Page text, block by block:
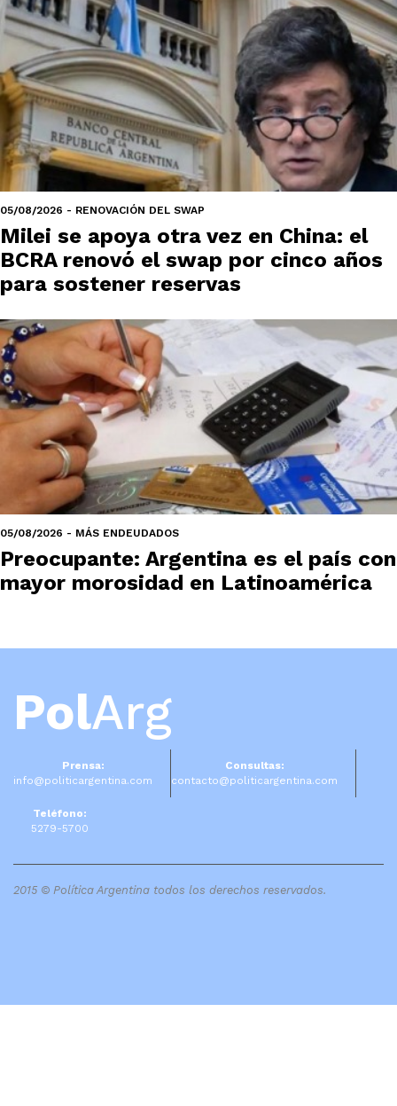
05/08/2026 - RENOVACIÓN DEL SWAP
Milei se apoya otra vez en China: el
BCRA renovó el swap por cinco años
para sostener reservas
05/08/2026 - MÁS ENDEUDADOS
Preocupante: Argentina es el país con
mayor morosidad en Latinoamérica
PolArg
Prensa:
info@politicargentina.com
Consultas:
contacto@politicargentina.com
Teléfono:
5279-5700
2015 © Política Argentina todos los derechos reservados.